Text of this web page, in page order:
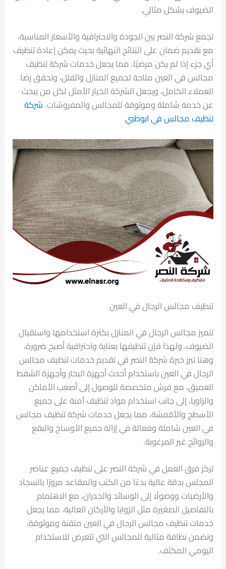
الضيوف بشكل مثالي.
تجمع شركة النصر بين الجودة والاحترافية والأسعار المناسبة،
مع تقديم ضمان على النتائج النهائية بحيث يمكن إعادة تنظيف
أي جزء إذا لم يكن مرضيًا، مما يجعل خدمات شركة تنظيف
مجالس في العين متاحة لجميع المنازل والفلل، وتحقق رضا
العملاء الكامل، ويجعل الشركة الخيار الأمثل لكل من يبحث
عن خدمة شاملة وموثوقة للمجالس والمفروشات. شركة
تنظيف مجالس في ابوظبي
تنظيف مجالس الرجال في العين
تتميز مجالس الرجال في المنازل بكثرة استخدامها واستقبال
الضيوف، ولهذا فإن تنظيفها بعناية واحترافية أصبح ضرورة،
وهنا تبرز خبرة شركة النصر في تقديم خدمات تنظيف مجالس
الرجال في العين باستخدام أحدث أجهزة البخار وأجهزة الشفط
العميق، مع فرش متخصصة للوصول إلى أصعب الأماكن
والزاويا، إلى جانب استخدام مواد تنظيف آمنة على جميع
الأسطح والأقمشة، مما يجعل خدمات شركة تنظيف مجالس
في العين شاملة وفعالة في إزالة جميع الأوساخ والبقع
والروائح غير المرغوبة.
تركز فرق العمل في شركة النصر على تنظيف جميع عناصر
المجلس بدقة عالية بدءًا من الكنب والمقاعد مرورًا بالسجاد
والأرضيات ووصولًا إلى الوسائد والجدران، مع الاهتمام
بالتفاصيل الصغيرة مثل الزوايا والأركان العالية، مما يجعل
خدمات تنظيف مجالس الرجال في العين متقنة وموثوقة،
وتضمن نظافة مثالية للمجالس التي تتعرض للاستخدام
اليومي المكثف.